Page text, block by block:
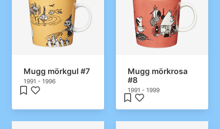
Mugg mörkgul #7
1991 - 1996
Mugg mörkrosa
#8
1991 - 1999